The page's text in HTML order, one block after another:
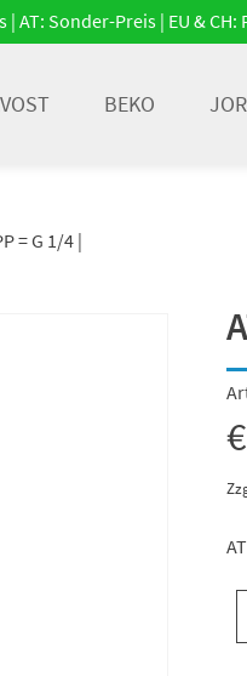
| AT: Sonder-Preis | EU &
BEKO
= G 1/4 |
€